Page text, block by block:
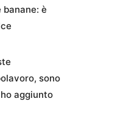
è
sono
aggiunto